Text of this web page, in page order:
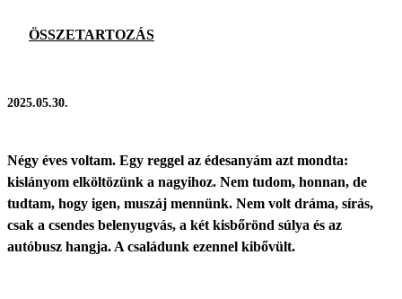
ÖSSZETARTOZÁS
2025.05.30.
Négy éves voltam. Egy reggel az édesanyám azt mondta:
kislányom elköltözünk a nagyihoz. Nem tudom, honnan, de
tudtam, hogy igen, muszáj mennünk. Nem volt dráma, sírás,
csak a csendes belenyugvás, a két kisbőrönd súlya és az
autóbusz hangja. A családunk ezennel kibővült.